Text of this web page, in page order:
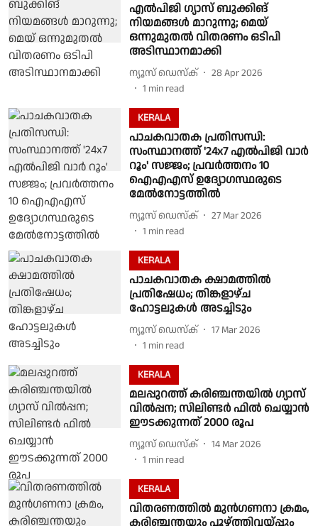
എൽപിജി ഗ്യാസ് ബുക്കിങ്
നിയമങ്ങൾ മാറുന്നു; മെയ്
ഒന്നുമുതൽ വിതരണം ഒടിപി
അടിസ്ഥാനമാക്കി
ന്യൂസ് ഡെസ്ക്
28 Apr 2026
1 min read
KERALA
പാചകവാതക പ്രതിസന്ധി:
സംസ്ഥാനത്ത് '24x7 എല്‍പിജി വാർ
റൂം' സജ്ജം; പ്രവർത്തനം 10
ഐഎഎസ് ഉദ്യോഗസ്ഥരുടെ
മേൽനോട്ടത്തിൽ
ന്യൂസ് ഡെസ്ക്
27 Mar 2026
1 min read
KERALA
പാചകവാതക ക്ഷാമത്തിൽ
പ്രതിഷേധം; തിങ്കളാഴ്ച
ഹോട്ടലുകൾ അടച്ചിടും
ന്യൂസ് ഡെസ്ക്
17 Mar 2026
1 min read
KERALA
മലപ്പുറത്ത് കരിഞ്ചന്തയിൽ ഗ്യാസ്
വിൽപ്പന; സിലിണ്ടർ ഫിൽ ചെയ്യാൻ
ഈടക്കുന്നത് 2000 രൂപ
ന്യൂസ് ഡെസ്ക്
14 Mar 2026
1 min read
KERALA
വിതരണത്തിൽ മുൻഗണനാ ക്രമം,